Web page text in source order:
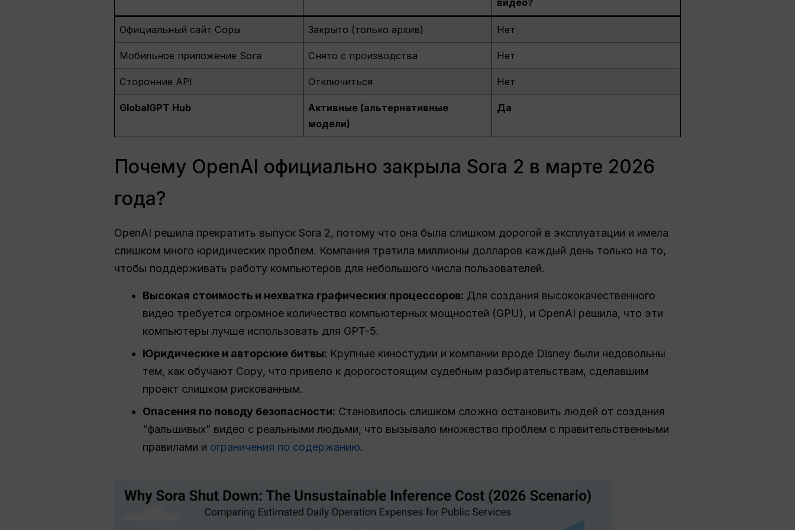
Официальный сайт Соры Закрыто (только архив) Нет
Мобильное приложение Sora Снято с производства Нет
Сторонние API Отключиться Нет
GlobalGPT Hub
Активные (альтернативные
модели)
Да
Почему OpenAI официально закрыла Sora 2 в марте 2026
года?
OpenAI решила прекратить выпуск Sora 2, потому что она была слишком дорогой в эксплуатации и имела
слишком много юридических проблем. Компания тратила миллионы долларов каждый день только на то,
чтобы поддерживать работу компьютеров для небольшого числа пользователей.
Высокая стоимость и нехватка графических процессоров: Для создания высококачественного
видео требуется огромное количество компьютерных мощностей (GPU), и OpenAI решила, что эти
компьютеры лучше использовать для GPT-5.
Юридические и авторские битвы: Крупные киностудии и компании вроде Disney были недовольны
тем, как обучают Сору, что привело к дорогостоящим судебным разбирательствам, сделавшим
проект слишком рискованным.
Опасения по поводу безопасности: Становилось слишком сложно остановить людей от создания
“фальшивых” видео с реальными людьми, что вызывало множество проблем с правительственными
правилами и ограничения по содержанию.